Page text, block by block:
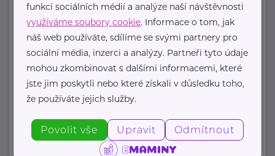
již od čerstvého důchodového věku
v samostatných ...
https://www.brazdimskystatek.cz/
+420 605 244 772
houstecka.alena@gmail.com
Zobrazit přehled společností
funkcí sociálních médií a analýze naší návštěvnosti
využíváme soubory cookie. Informace o tom, jak
náš web používáte, sdílíme se svými partnery pro
sociální média, inzerci a analýzy. Partneři tyto údaje
mohou zkombinovat s dalšími informacemi, které
jste jim poskytli nebo které získali v důsledku toho,
že používáte jejich služby.
Povolit vše Upravit Odmítnout